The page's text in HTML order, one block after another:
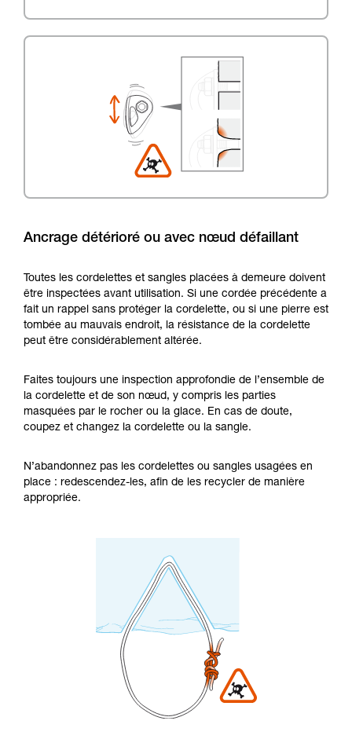
Ancrage détérioré ou avec nœud défaillant
Toutes les cordelettes et sangles placées à demeure doivent
être inspectées avant utilisation. Si une cordée précédente a
fait un rappel sans protéger la cordelette, ou si une pierre est
tombée au mauvais endroit, la résistance de la cordelette
peut être considérablement altérée.
Faites toujours une inspection approfondie de l’ensemble de
la cordelette et de son nœud, y compris les parties
masquées par le rocher ou la glace. En cas de doute,
coupez et changez la cordelette ou la sangle.
N’abandonnez pas les cordelettes ou sangles usagées en
place : redescendez-les, afin de les recycler de manière
appropriée.